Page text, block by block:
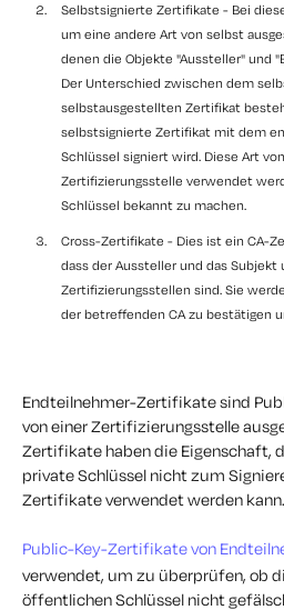
Selbstsignierte Zertifikate - Bei
um eine andere Art von selbst
denen die Objekte "Aussteller" und
Der Unterschied zwischen dem
selbstausgestellten Zertifikat
selbstsignierte Zertifikat mit dem
Schlüssel signiert wird. Diese Art
Zertifizierungsstelle verwendet
Schlüssel bekannt zu machen.
Cross-Zertifikate - Dies ist ein CA-
dass der Aussteller und das
Zertifizierungsstellen sind. Sie
der betreffenden CA zu bestätigen
Endteilnehmer-Zertifikate sind
von einer Zertifizierungsstelle
Zertifikate haben die Eigenschaft,
private Schlüssel nicht zum
Zertifikate verwendet werden kann.
Public-Key-Zertifikate von
verwendet, um zu überprüfen, ob
öffentlichen Schlüssel nicht